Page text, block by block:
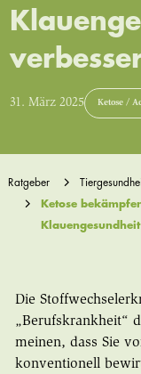
31. März 2025 Ketose /
Ratgeber
Ketose
Die
„Berufskrankheit“
meinen, dass Sie
konventionell